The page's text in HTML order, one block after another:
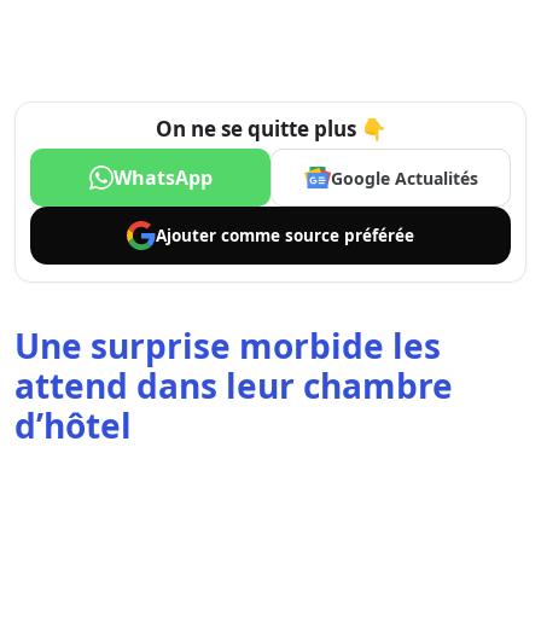
On ne se quitte plus 👇
WhatsApp Google Actualités
Ajouter comme source préférée
Une surprise morbide les
attend dans leur chambre
d’hôtel